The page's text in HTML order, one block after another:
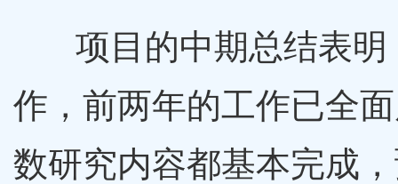
项目的中期总结表明
作，前两年的工作已全
数研究内容都基本完成